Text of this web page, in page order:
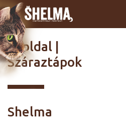
Föoldal
Száraztápok
Shelma